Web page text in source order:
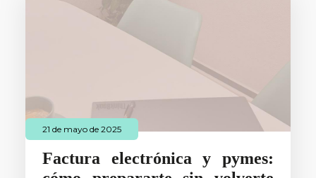
21 de mayo de 2025
Factura electrónica y pymes: